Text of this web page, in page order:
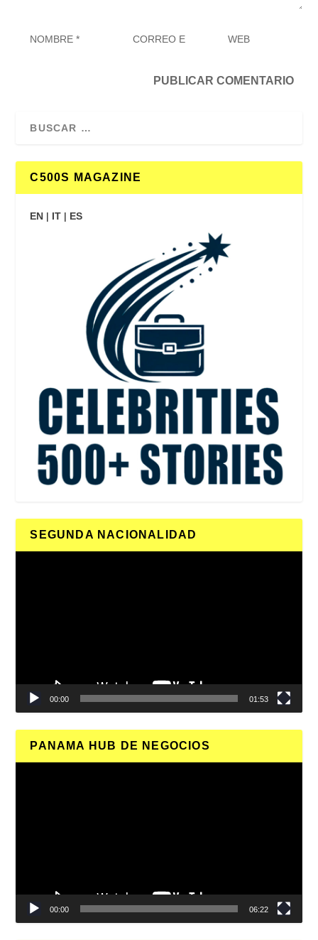
C500S MAGAZINE
EN | IT | ES
SEGUNDA NACIONALIDAD
00:00 01:53
PANAMA HUB DE NEGOCIOS
00:00 06:22